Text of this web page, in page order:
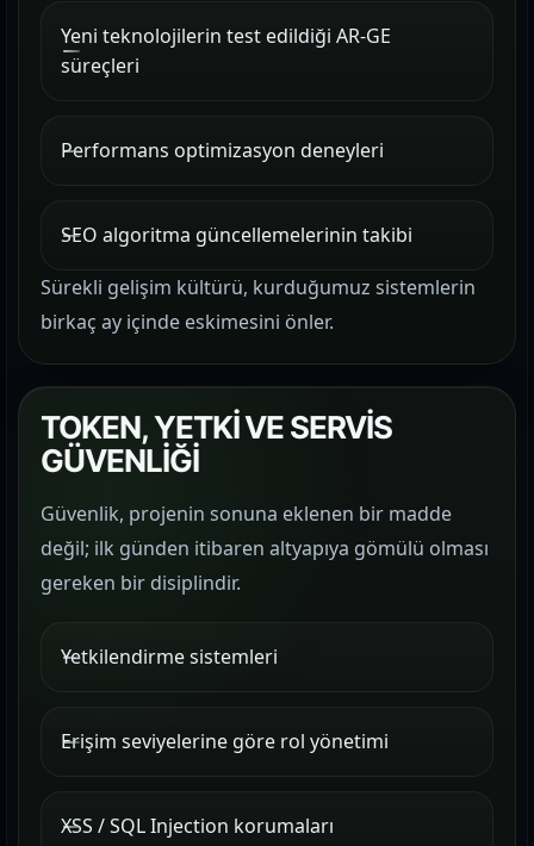
Yeni teknolojilerin test edildiği AR-GE
süreçleri
Performans optimizasyon deneyleri
SEO algoritma güncellemelerinin takibi
Sürekli gelişim kültürü, kurduğumuz sistemlerin
birkaç ay içinde eskimesini önler.
TOKEN, YETKİ VE SERVİS
GÜVENLİĞİ
Güvenlik, projenin sonuna eklenen bir madde
değil; ilk günden itibaren altyapıya gömülü olması
gereken bir disiplindir.
Yetkilendirme sistemleri
Erişim seviyelerine göre rol yönetimi
XSS / SQL Injection korumaları